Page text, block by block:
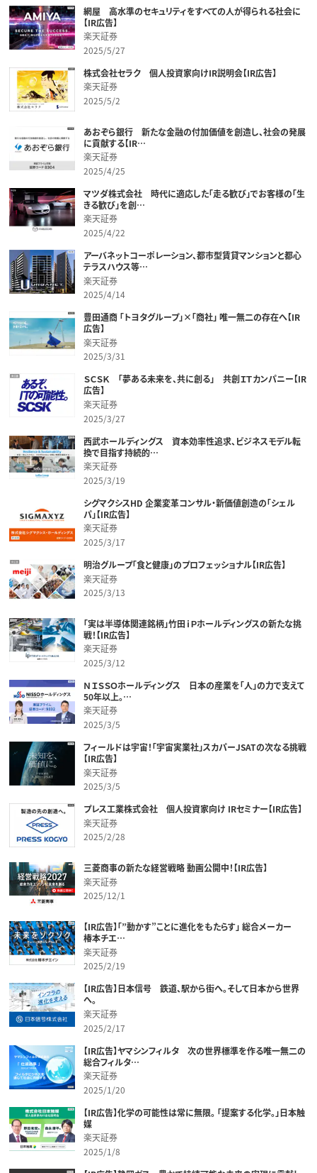
網屋 高水準のセキュリティをすべての人が得られる社会に
【IR広告】
楽天証券
2025/5/27
株式会社セラク 個人投資家向けIR説明会【IR広告】
楽天証券
2025/5/2
あおぞら銀行 新たな金融の付加価値を創造し、社会の発展
に貢献する【IR…
楽天証券
2025/4/25
マツダ株式会社 時代に適応した「走る歓び」でお客様の「生
きる歓び」を創…
楽天証券
2025/4/22
アーバネットコーポレーション、都市型賃貸マンションと都心
テラスハウス等…
楽天証券
2025/4/14
豊田通商 「トヨタグループ」×「商社」 唯一無二の存在へ【IR
広告】
楽天証券
2025/3/31
ＳＣＳＫ 「夢ある未来を、共に創る」 共創ＩＴカンパニー【IR
広告】
楽天証券
2025/3/27
西武ホールディングス 資本効率性追求、ビジネスモデル転
換で目指す持続的…
楽天証券
2025/3/19
シグマクシスHD 企業変革コンサル・新価値創造の「シェル
パ」【IR広告】
楽天証券
2025/3/17
明治グループ「食と健康」のプロフェッショナル【IR広告】
楽天証券
2025/3/13
「実は半導体関連銘柄」竹田ｉＰホールディングスの新たな挑
戦！【IR広告】
楽天証券
2025/3/12
ＮＩＳＳＯホールディングス 日本の産業を「人」の力で支えて
50年以上。…
楽天証券
2025/3/5
フィールドは宇宙！「宇宙実業社」スカパーJSATの次なる挑戦
【IR広告】
楽天証券
2025/3/5
プレス工業株式会社 個人投資家向け IRセミナー【IR広告】
楽天証券
2025/2/28
三菱商事の新たな経営戦略 動画公開中！【IR広告】
楽天証券
2025/12/1
【IR広告】「”動かす”ことに進化をもたらす」 総合メーカー
椿本チエ…
楽天証券
2025/2/19
【IR広告】日本信号 鉄道、駅から街へ。そして日本から世界
へ。
楽天証券
2025/2/17
【IR広告】ヤマシンフィルタ 次の世界標準を作る唯一無二の
総合フィルタ…
楽天証券
2025/1/20
【IR広告】化学の可能性は常に無限。 「提案する化学。」日本触
媒
楽天証券
2025/1/8